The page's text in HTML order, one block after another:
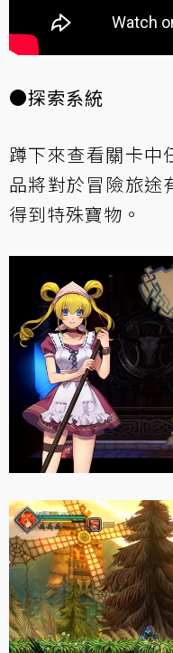
●探索系統
蹲下來查看關卡中
品將對於冒險旅途
得到特殊寶物。